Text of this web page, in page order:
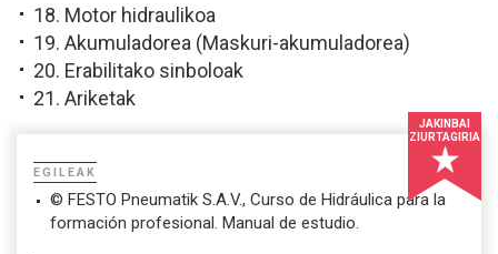
18. Motor hidraulikoa
19. Akumuladorea (Maskuri-akumuladorea)
20. Erabilitako sinboloak
21. Ariketak
JAKINBAI
ZIURTAGIRIA
EGILEAK
© FESTO Pneumatik S.A.V., Curso de Hidráulica para la
formación profesional. Manual de estudio.